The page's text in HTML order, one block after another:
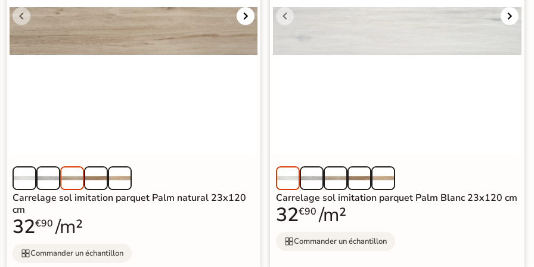
Carrelage sol imitation parquet Palm natural 23x120
cm
32€90 /m²
Commander un échantillon
Carrelage sol imitation parquet Palm Blanc 23x120 cm
32€90 /m²
Commander un échantillon